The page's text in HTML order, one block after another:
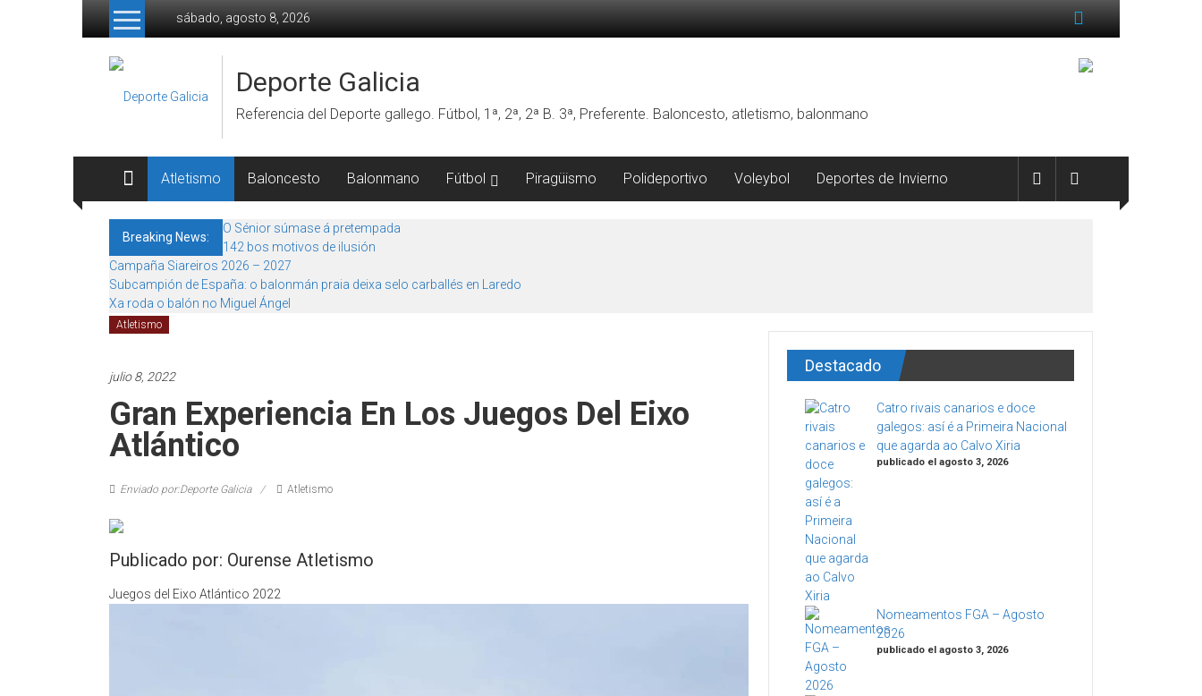
Skip to content
sábado, agosto 8, 2026
Deporte Galicia
Referencia del Deporte gallego. Fútbol, 1ª, 2ª, 2ª B. 3ª, Preferente. Baloncesto, atletismo, balonmano
Atletismo Baloncesto Balonmano Fútbol Piragüismo Polideportivo Voleybol Deportes de Invierno
Breaking News:
O Sénior súmase á pretempada
142 bos motivos de ilusión
Campaña Siareiros 2026 – 2027
Subcampión de España: o balonmán praia deixa selo carballés en Laredo
Xa roda o balón no Miguel Ángel
Atletismo
julio 8, 2022
Gran Experiencia En Los Juegos Del Eixo
Atlántico
Enviado por:Deporte Galicia Atletismo
Publicado por: Ourense Atletismo
Juegos del Eixo Atlántico 2022
Destacado
Catro rivais canarios e doce
galegos: así é a Primeira Nacional
que agarda ao Calvo Xiria
publicado el agosto 3, 2026
Nomeamentos FGA – Agosto
2026
publicado el agosto 3, 2026